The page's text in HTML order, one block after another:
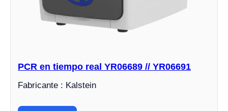
PCR en tiempo real YR06689 // YR06691
Fabricante : Kalstein